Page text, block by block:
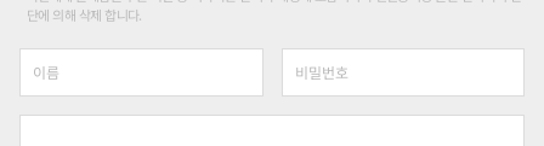
단에 의해 삭제 합니다.